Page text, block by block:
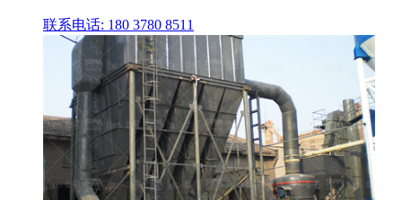
联系电话: 180 3780 8511